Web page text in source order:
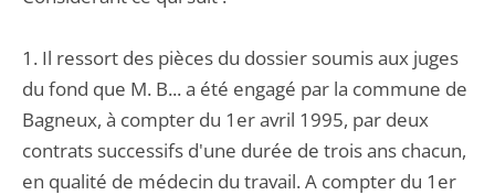
1. Il ressort des pièces du dossier soumis aux juges
du fond que M. B... a été engagé par la commune de
Bagneux, à compter du 1er avril 1995, par deux
contrats successifs d'une durée de trois ans chacun,
en qualité de médecin du travail. A compter du 1er